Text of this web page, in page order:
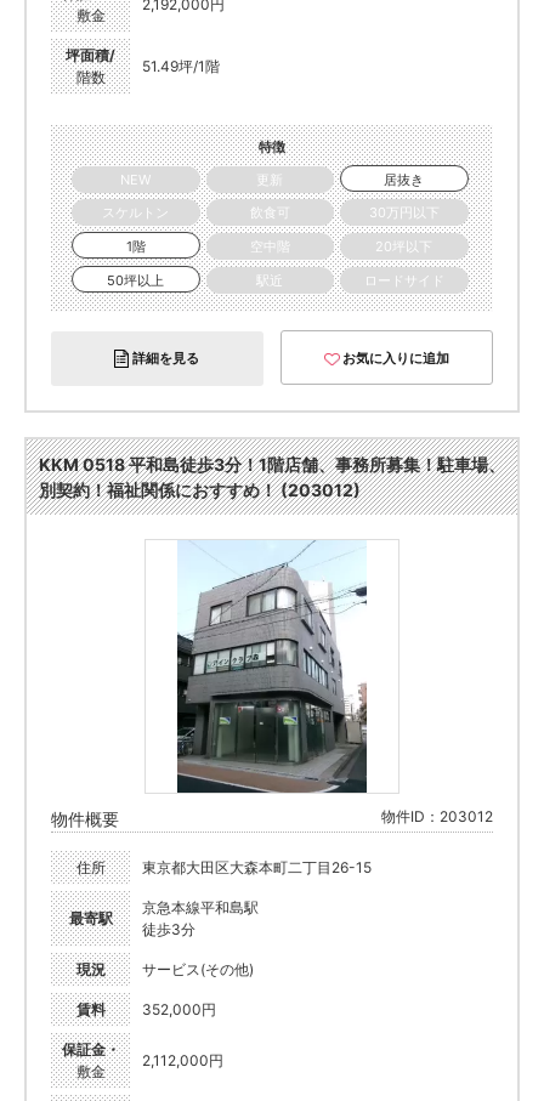
敷金
2,192,000円
坪面積/
階数
51.49坪/1階
特徴
NEW
更新
居抜き
スケルトン
飲食可
30万円以下
1階
空中階
20坪以下
50坪以上
駅近 ロードサイド
詳細を見る お気に入りに追加
KKM 0518 平和島徒歩3分！1階店舗、事務所募集！駐車場、
別契約！福祉関係におすすめ！ (203012)
物件概要 物件ID：203012
住所 東京都大田区大森本町二丁目26-15
最寄駅
京急本線平和島駅
徒歩3分
現況 サービス(その他)
賃料 352,000円
保証金・
敷金
2,112,000円